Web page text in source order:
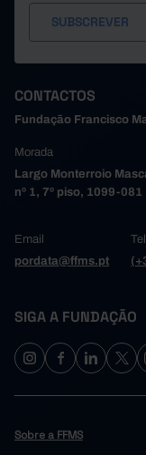
CONTACTOS
Fundação Francisco
Morada
Largo Monterroio
nº 1, 7º piso, 1099-
Email
pordata@ffms.pt
SIGA A FUNDAÇÃO
Sobre a FFMS